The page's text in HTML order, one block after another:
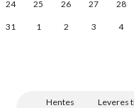
24 25 26 27 28
31 1 2 3 4
Hentes
Leveres